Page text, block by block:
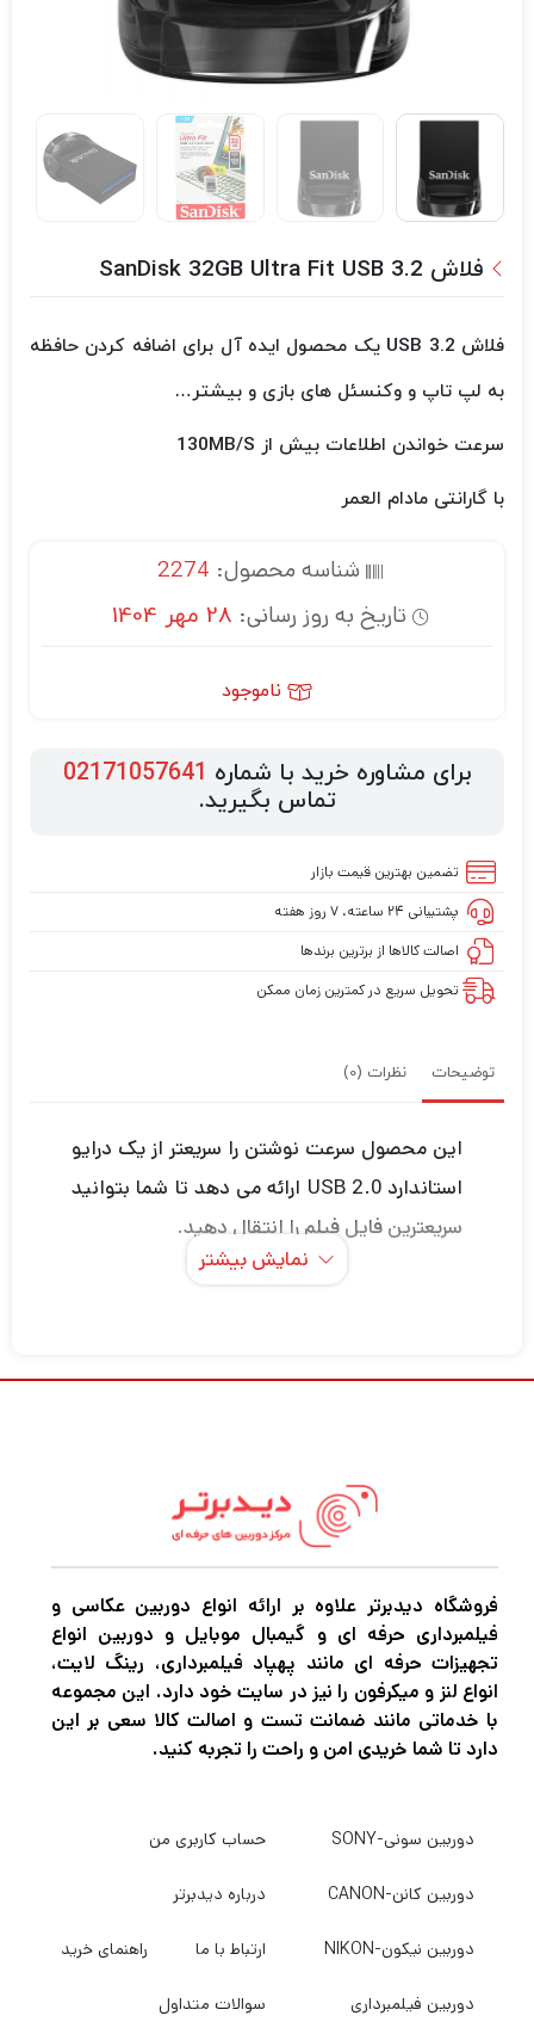
فلاش SanDisk 32GB Ultra Fit USB 3.2
فلاش USB 3.2 یک محصول ایده آل برای اضافه کردن حافظه
به لپ تاپ و وکنسئل های بازی و بیشتر…
سرعت خواندن اطلاعات بیش از 130MB/S
با گارانتی مادام العمر
شناسه محصول: 2274
تاریخ به روز رسانی: 28 مهر 1404
ناموجود
برای مشاوره خرید با شماره 02171057641
تماس بگیرید.
تضمین بهترین قیمت بازار
پشتیبانی ۲۴ ساعته، ۷ روز هفته
اصالت کالاها از برترین برندها
تحویل سریع در کمترین زمان ممکن
توضیحات نظرات (0)
این محصول سرعت نوشتن را سریعتر از یک درایو
استاندارد USB 2.0 ارائه می دهد تا شما بتوانید
سریعترین فایل فیلم را انتقال دهید.
حفظ فایل های خصوصی شماست.
نمایش بیشتر
فروشگاه دیدبرتر علاوه بر ارائه انواع دوربین عکاسی و
فیلمبرداری حرفه ای و گیمبال موبایل و دوربین انواع
تجهیزات حرفه ای مانند پهپاد فیلمبرداری، رینگ لایت،
انواع لنز و میکرفون را نیز در سایت خود دارد. این مجموعه
با خدماتی مانند ضمانت تست و اصالت کالا سعی بر این
دارد تا شما خریدی امن و راحت را تجربه کنید.
دوربین سونی-SONY
دوربین کانن-CANON
دوربین نیکون-NIKON
دوربین فیلمبرداری
حساب کاربری من
درباره دیدبرتر
ارتباط با ما راهنمای خرید
سوالات متداول